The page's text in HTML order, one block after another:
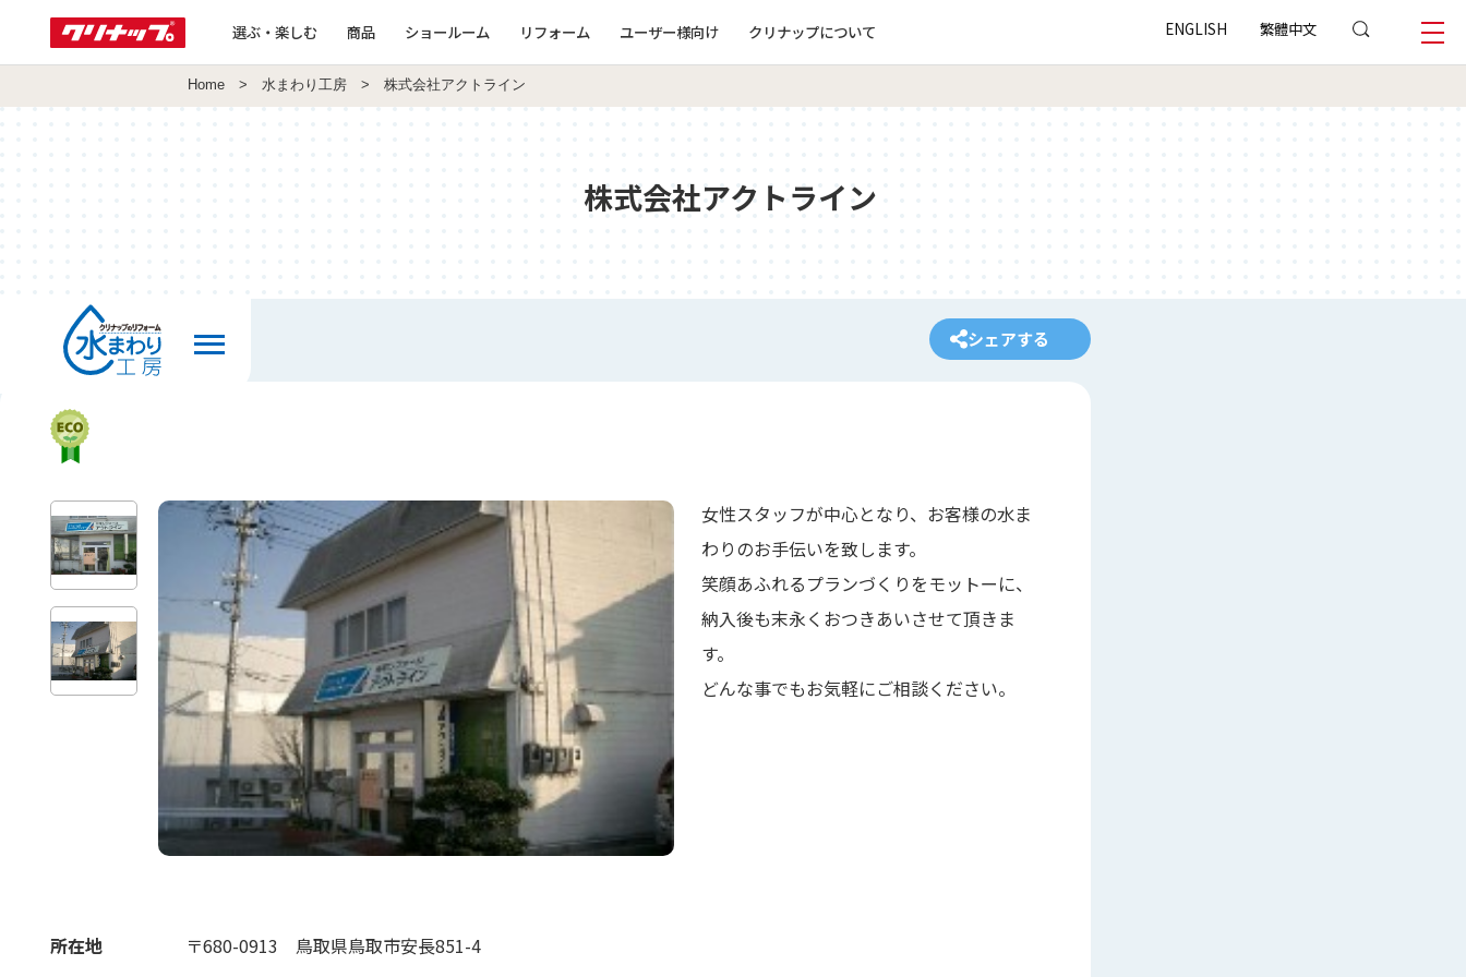
選ぶ・楽しむ 商品 ショールーム リフォーム ユーザー様向け クリナップについて ENGLISH 繁體中文
Home > 水まわり工房 > 株式会社アクトライン
株式会社アクトライン
シェアする
女性スタッフが中心となり、お客様の水ま
わりのお手伝いを致します。
笑顔あふれるプランづくりをモットーに、
納入後も末永くおつきあいさせて頂きま
す。
どんな事でもお気軽にご相談ください。
所在地 〒680-0913 鳥取県鳥取市安長851-4